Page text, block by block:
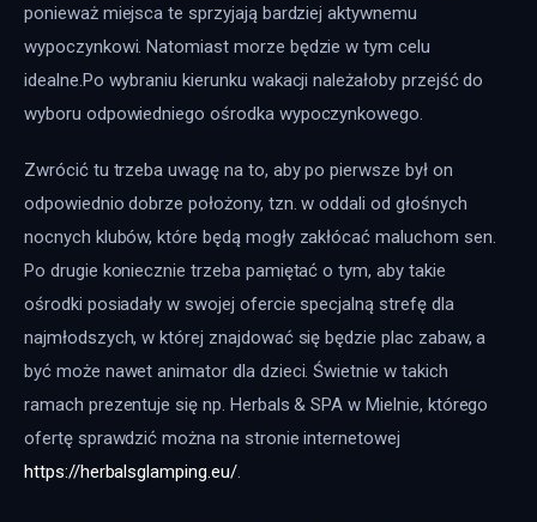
ponieważ miejsca te sprzyjają bardziej aktywnemu
wypoczynkowi. Natomiast morze będzie w tym celu
idealne.Po wybraniu kierunku wakacji należałoby przejść do
wyboru odpowiedniego ośrodka wypoczynkowego.
Zwrócić tu trzeba uwagę na to, aby po pierwsze był on
odpowiednio dobrze położony, tzn. w oddali od głośnych
nocnych klubów, które będą mogły zakłócać maluchom sen.
Po drugie koniecznie trzeba pamiętać o tym, aby takie
ośrodki posiadały w swojej ofercie specjalną strefę dla
najmłodszych, w której znajdować się będzie plac zabaw, a
być może nawet animator dla dzieci. Świetnie w takich
ramach prezentuje się np. Herbals & SPA w Mielnie, którego
ofertę sprawdzić można na stronie internetowej
https://herbalsglamping.eu/.